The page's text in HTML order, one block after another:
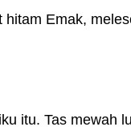
Emak,
itu. Tas mewah